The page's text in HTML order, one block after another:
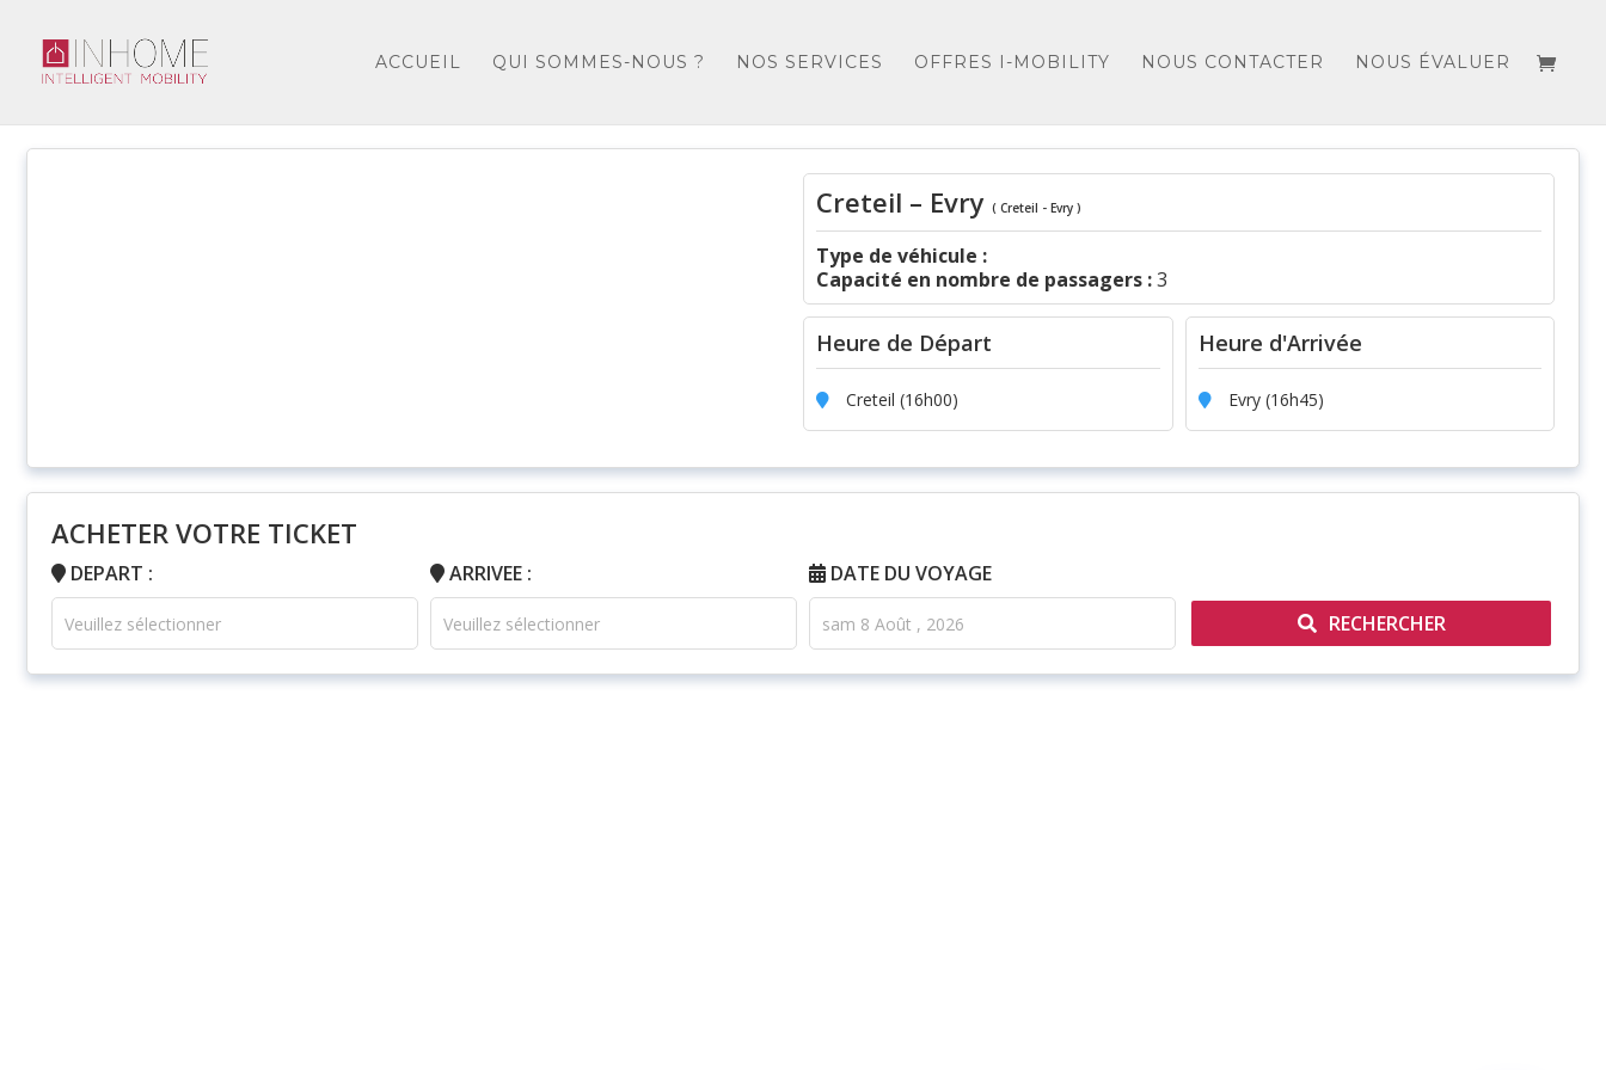
ACCUEIL QUI SOMMES-NOUS ? NOS SERVICES OFFRES I-MOBILITY NOUS CONTACTER NOUS ÉVALUER
Creteil – Evry ( Creteil - Evry )
Type de véhicule :
Capacité en nombre de passagers :3
Heure de Départ
Creteil (16h00)
Heure d'Arrivée
Evry (16h45)
ACHETER VOTRE TICKET
DEPART : ARRIVEE :
DATE DU VOYAGE
RECHERCHER